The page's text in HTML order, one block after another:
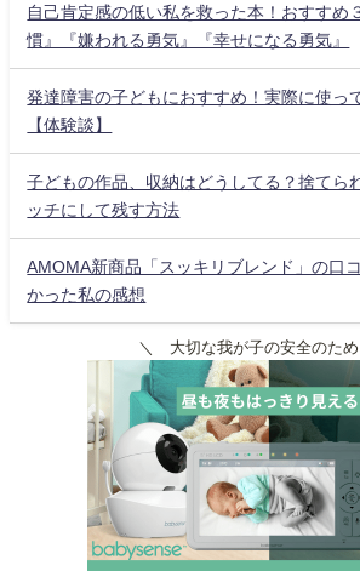
自己肯定感の低い私を救った本！おすすめ
慣』『嫌われる勇気』『幸せになる勇気』
発達障害の子どもにおすすめ！実際に使っ
【体験談】
子どもの作品、収納はどうしてる？捨てら
ッチにして残す方法
AMOMA新商品「スッキリブレンド」の口
かった私の感想
＼ 大切な我が子の安全のた